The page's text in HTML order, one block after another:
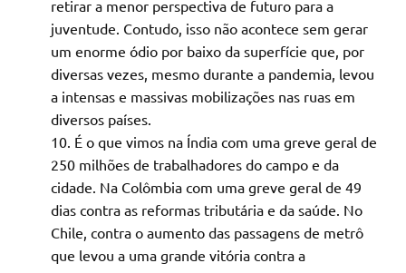
retirar a menor perspectiva de futuro para a
juventude. Contudo, isso não acontece sem gerar
um enorme ódio por baixo da superfície que, por
diversas vezes, mesmo durante a pandemia, levou
a intensas e massivas mobilizações nas ruas em
diversos países.
É o que vimos na Índia com uma greve geral de
250 milhões de trabalhadores do campo e da
cidade. Na Colômbia com uma greve geral de 49
dias contra as reformas tributária e da saúde. No
Chile, contra o aumento das passagens de metrô
que levou a uma grande vitória contra a